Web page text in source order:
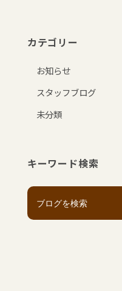
カテゴリー
お知らせ
スタッフブログ
未分類
キーワード検索